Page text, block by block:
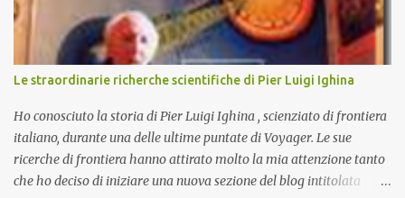
sperimentali si possa un giorno chiarirne l'origine e la sua
evoluzione. Una volta chiarita l'origine e il meccanismo di
formazione dell'Universo primordiale saremo qui di nuovo a
domandarci: perché esiste l'Universo? D'altra parte sono le
domande più affascinanti che ci attanagliano fin dalle prime
apparizioni della Specie Umana sulla terra. Ecco alcune delle più
affascinanti teo...
Le straordinarie richerche scientifiche di Pier Luigi Ighina
Ho conosciuto la storia di Pier Luigi Ighina , scienziato di frontiera
italiano, durante una delle ultime puntate di Voyager. Le sue
ricerche di frontiera hanno attirato molto la mia attenzione tanto
che ho deciso di iniziare una nuova sezione del blog intitolata